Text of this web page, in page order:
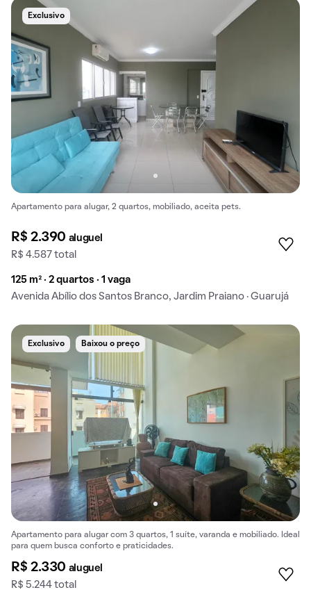
Exclusivo
Apartamento para alugar, 2 quartos, mobiliado, aceita pets.
R$ 2.390 aluguel
R$ 4.587 total
125 m² · 2 quartos · 1 vaga
Avenida Abílio dos Santos Branco, Jardim Praiano · Guarujá
Exclusivo Baixou o preço
Apartamento para alugar com 3 quartos, 1 suíte, varanda e mobiliado. Ideal
para quem busca conforto e praticidades.
R$ 2.330 aluguel
R$ 5.244 total